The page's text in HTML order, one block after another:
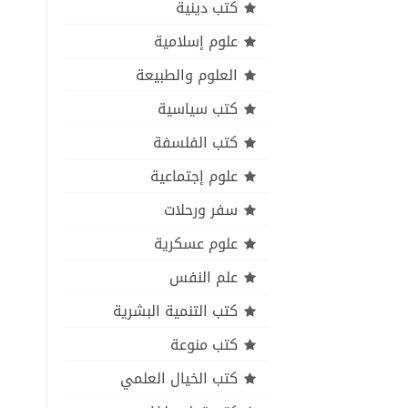
كتب دينية
علوم إسلامية
العلوم والطبيعة
كتب سياسية
كتب الفلسفة
علوم إجتماعية
سفر ورحلات
علوم عسكرية
علم النفس
كتب التنمية البشرية
كتب منوعة
كتب الخيال العلمي